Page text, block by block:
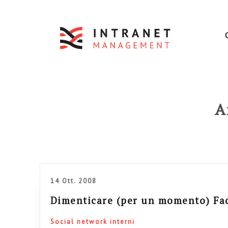
14 Ott. 2008
Dimenticare (per un momento)
Social network interni